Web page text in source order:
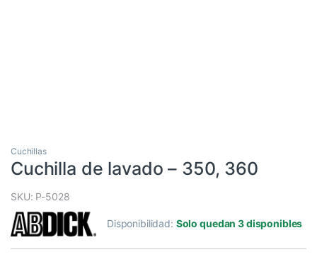
Cuchillas
Cuchilla de lavado – 350, 360
SKU: P-5028
Disponibilidad: Solo quedan 3 disponibles